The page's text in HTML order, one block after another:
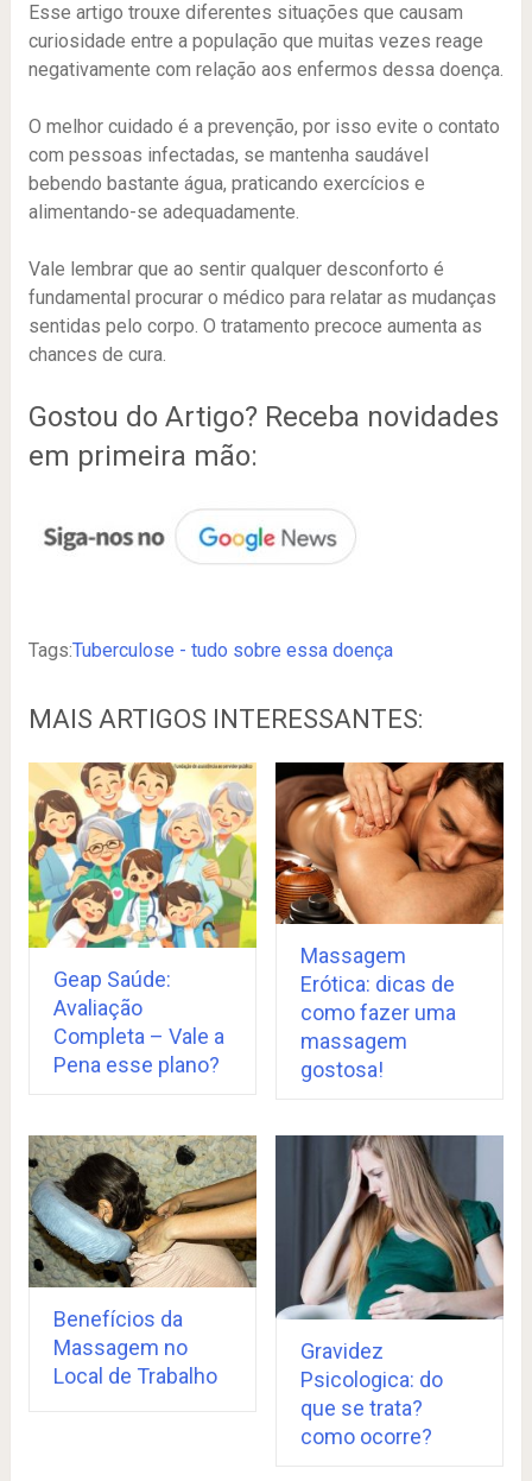
Esse artigo trouxe diferentes situações que causam
curiosidade entre a população que muitas vezes reage
negativamente com relação aos enfermos dessa doença.
O melhor cuidado é a prevenção, por isso evite o contato
com pessoas infectadas, se mantenha saudável
bebendo bastante água, praticando exercícios e
alimentando-se adequadamente.
Vale lembrar que ao sentir qualquer desconforto é
fundamental procurar o médico para relatar as mudanças
sentidas pelo corpo. O tratamento precoce aumenta as
chances de cura.
Gostou do Artigo? Receba novidades
em primeira mão:
Tags:Tuberculose - tudo sobre essa doença
MAIS ARTIGOS INTERESSANTES:
Geap Saúde:
Avaliação
Completa – Vale a
Pena esse plano?
Massagem
Erótica: dicas de
como fazer uma
massagem
gostosa!
Benefícios da
Massagem no
Local de Trabalho
Gravidez
Psicologica: do
que se trata?
como ocorre?